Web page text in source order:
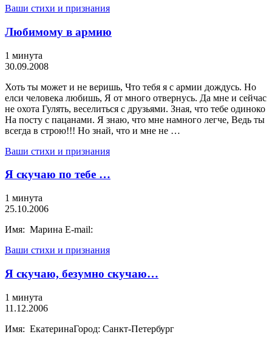
Ваши стихи и признания
Любимому в армию
1 минута
30.09.2008
Хоть ты может и не веришь, Что тебя я с армии дождусь. Но
елси человека любишь, Я от много отвернусь. Да мне и сейчас
не охота Гулять, веселиться с друзьями. Зная, что тебе одиноко
На посту с пацанами. Я знаю, что мне намного легче, Ведь ты
всегда в строю!!! Но знай, что и мне не …
Ваши стихи и признания
Я скучаю по тебе …
1 минута
25.10.2006
Имя: Марина E-mail:
Ваши стихи и признания
Я скучаю, безумно скучаю…
1 минута
11.12.2006
Имя: ЕкатеринаГород: Санкт-Петербург